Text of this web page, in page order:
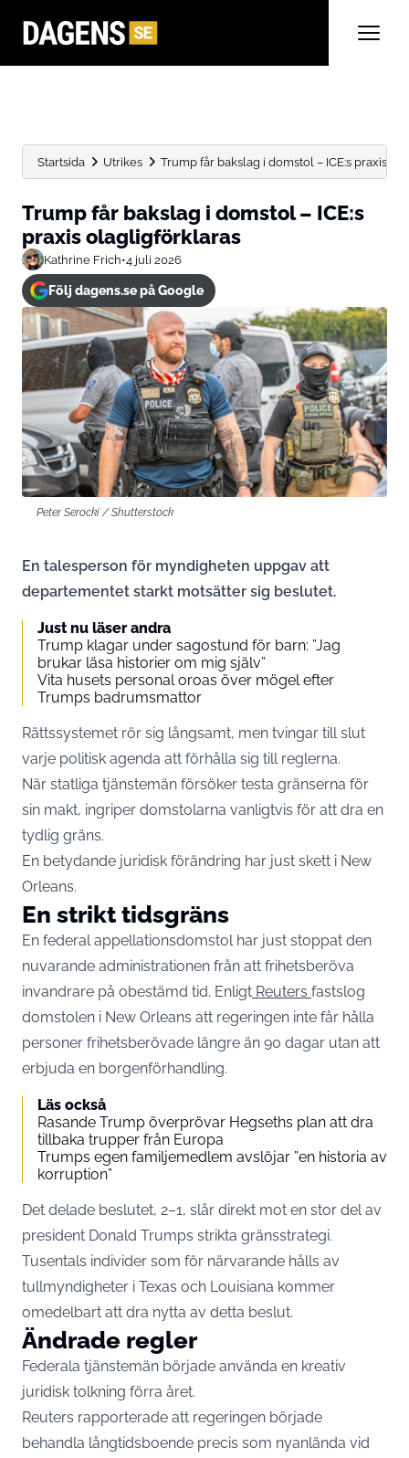
Startsida Utrikes Trump får bakslag i domstol – ICE:s praxis
Trump får bakslag i domstol – ICE:s
praxis olagligförklaras
Kathrine Frich•4 juli 2026
Följ dagens.se på Google
Peter Serocki / Shutterstock
En talesperson för myndigheten uppgav att
departementet starkt motsätter sig beslutet.
Just nu läser andra
Trump klagar under sagostund för barn: ”Jag
brukar läsa historier om mig själv”
Vita husets personal oroas över mögel efter
Trumps badrumsmattor
Rättssystemet rör sig långsamt, men tvingar till slut
varje politisk agenda att förhålla sig till reglerna.
När statliga tjänstemän försöker testa gränserna för
sin makt, ingriper domstolarna vanligtvis för att dra en
tydlig gräns.
En betydande juridisk förändring har just skett i New
Orleans.
En strikt tidsgräns
En federal appellationsdomstol har just stoppat den
nuvarande administrationen från att frihetsberöva
invandrare på obestämd tid. Enligt Reuters fastslog
domstolen i New Orleans att regeringen inte får hålla
personer frihetsberövade längre än 90 dagar utan att
erbjuda en borgenförhandling.
Läs också
Rasande Trump överprövar Hegseths plan att dra
tillbaka trupper från Europa
Trumps egen familjemedlem avslöjar ”en historia av
korruption”
Det delade beslutet, 2–1, slår direkt mot en stor del av
president Donald Trumps strikta gränsstrategi.
Tusentals individer som för närvarande hålls av
tullmyndigheter i Texas och Louisiana kommer
omedelbart att dra nytta av detta beslut.
Ändrade regler
Federala tjänstemän började använda en kreativ
juridisk tolkning förra året.
Reuters rapporterade att regeringen började
behandla långtidsboende precis som nyanlända vid